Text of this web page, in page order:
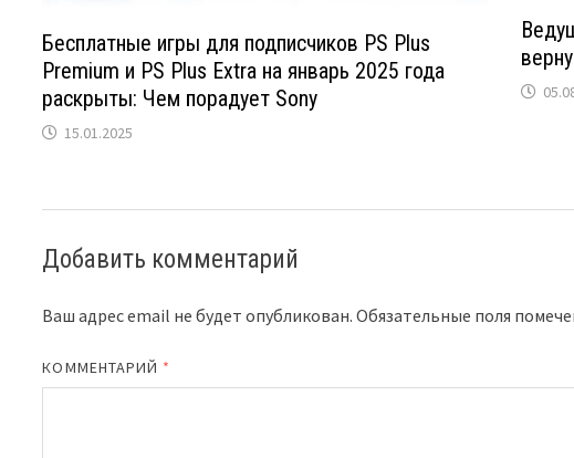
Бесплатные игры для подписчиков PS Plus
Premium и PS Plus Extra на январь 2025 года
раскрыты: Чем порадует Sony
15.01.2025
Добавить комментарий
Ваш адрес email не будет опубликован. Обязательные поля
КОММЕНТАРИЙ *